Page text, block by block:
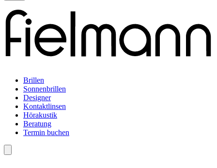
Brillen
Sonnenbrillen
Designer
Kontaktlinsen
Hörakustik
Beratung
Termin buchen